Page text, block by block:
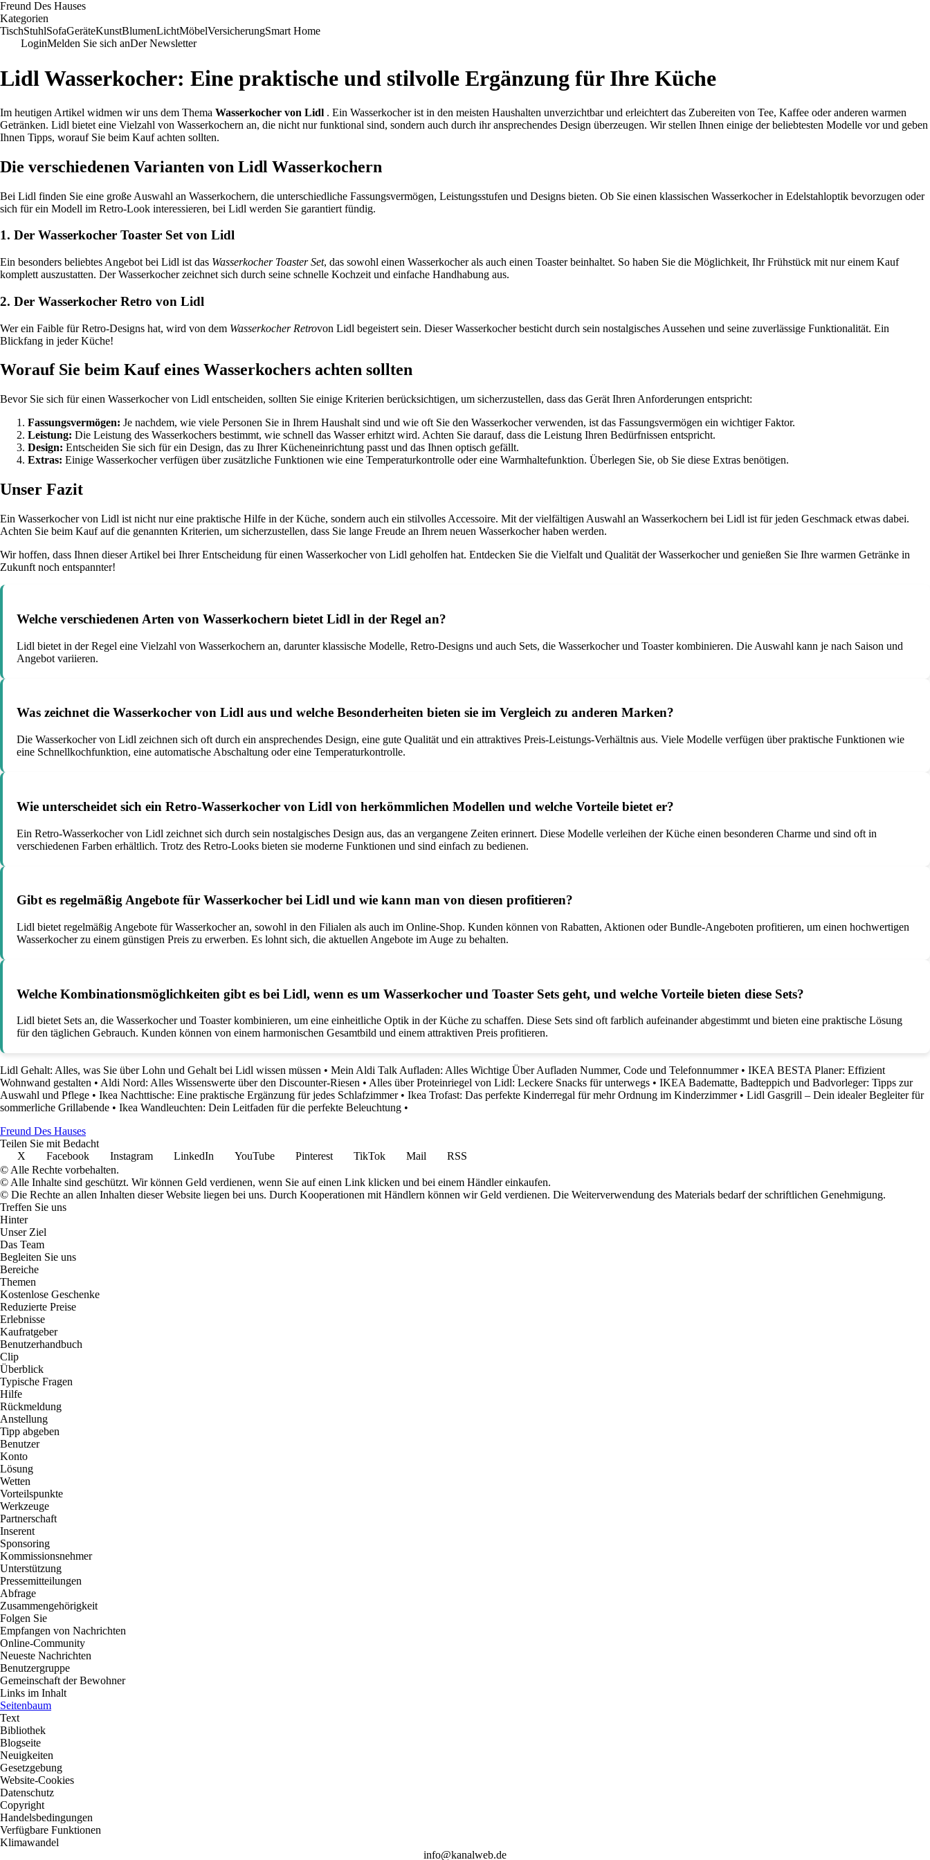
Freund Des Hauses
Kategorien
TischStuhlSofaGeräteKunstBlumenLichtMöbelVersicherungSmart Home
LoginMelden Sie sich anDer Newsletter
Lidl Wasserkocher: Eine praktische und stilvolle Ergänzung für Ihre Küche
Im heutigen Artikel widmen wir uns dem Thema Wasserkocher von Lidl . Ein Wasserkocher ist in den meisten Haushalten unverzichtbar und erleichtert das Zubereiten von Tee, Kaffee oder anderen warmen
Getränken. Lidl bietet eine Vielzahl von Wasserkochern an, die nicht nur funktional sind, sondern auch durch ihr ansprechendes Design überzeugen. Wir stellen Ihnen einige der beliebtesten Modelle vor und geben
Ihnen Tipps, worauf Sie beim Kauf achten sollten.
Die verschiedenen Varianten von Lidl Wasserkochern
Bei Lidl finden Sie eine große Auswahl an Wasserkochern, die unterschiedliche Fassungsvermögen, Leistungsstufen und Designs bieten. Ob Sie einen klassischen Wasserkocher in Edelstahloptik bevorzugen oder
sich für ein Modell im Retro-Look interessieren, bei Lidl werden Sie garantiert fündig.
1. Der Wasserkocher Toaster Set von Lidl
Ein besonders beliebtes Angebot bei Lidl ist das Wasserkocher Toaster Set, das sowohl einen Wasserkocher als auch einen Toaster beinhaltet. So haben Sie die Möglichkeit, Ihr Frühstück mit nur einem Kauf
komplett auszustatten. Der Wasserkocher zeichnet sich durch seine schnelle Kochzeit und einfache Handhabung aus.
2. Der Wasserkocher Retro von Lidl
Wer ein Faible für Retro-Designs hat, wird von dem Wasserkocher Retrovon Lidl begeistert sein. Dieser Wasserkocher besticht durch sein nostalgisches Aussehen und seine zuverlässige Funktionalität. Ein
Blickfang in jeder Küche!
Worauf Sie beim Kauf eines Wasserkochers achten sollten
Bevor Sie sich für einen Wasserkocher von Lidl entscheiden, sollten Sie einige Kriterien berücksichtigen, um sicherzustellen, dass das Gerät Ihren Anforderungen entspricht:
Fassungsvermögen: Je nachdem, wie viele Personen Sie in Ihrem Haushalt sind und wie oft Sie den Wasserkocher verwenden, ist das Fassungsvermögen ein wichtiger Faktor.
Leistung: Die Leistung des Wasserkochers bestimmt, wie schnell das Wasser erhitzt wird. Achten Sie darauf, dass die Leistung Ihren Bedürfnissen entspricht.
Design: Entscheiden Sie sich für ein Design, das zu Ihrer Kücheneinrichtung passt und das Ihnen optisch gefällt.
Extras: Einige Wasserkocher verfügen über zusätzliche Funktionen wie eine Temperaturkontrolle oder eine Warmhaltefunktion. Überlegen Sie, ob Sie diese Extras benötigen.
Unser Fazit
Ein Wasserkocher von Lidl ist nicht nur eine praktische Hilfe in der Küche, sondern auch ein stilvolles Accessoire. Mit der vielfältigen Auswahl an Wasserkochern bei Lidl ist für jeden Geschmack etwas dabei.
Achten Sie beim Kauf auf die genannten Kriterien, um sicherzustellen, dass Sie lange Freude an Ihrem neuen Wasserkocher haben werden.
Wir hoffen, dass Ihnen dieser Artikel bei Ihrer Entscheidung für einen Wasserkocher von Lidl geholfen hat. Entdecken Sie die Vielfalt und Qualität der Wasserkocher und genießen Sie Ihre warmen Getränke in
Zukunft noch entspannter!
Welche verschiedenen Arten von Wasserkochern bietet Lidl in der Regel an?
Lidl bietet in der Regel eine Vielzahl von Wasserkochern an, darunter klassische Modelle, Retro-Designs und auch Sets, die Wasserkocher und Toaster kombinieren. Die Auswahl kann je nach Saison und
Angebot variieren.
Was zeichnet die Wasserkocher von Lidl aus und welche Besonderheiten bieten sie im Vergleich zu anderen Marken?
Die Wasserkocher von Lidl zeichnen sich oft durch ein ansprechendes Design, eine gute Qualität und ein attraktives Preis-Leistungs-Verhältnis aus. Viele Modelle verfügen über praktische Funktionen wie
eine Schnellkochfunktion, eine automatische Abschaltung oder eine Temperaturkontrolle.
Wie unterscheidet sich ein Retro-Wasserkocher von Lidl von herkömmlichen Modellen und welche Vorteile bietet er?
Ein Retro-Wasserkocher von Lidl zeichnet sich durch sein nostalgisches Design aus, das an vergangene Zeiten erinnert. Diese Modelle verleihen der Küche einen besonderen Charme und sind oft in
verschiedenen Farben erhältlich. Trotz des Retro-Looks bieten sie moderne Funktionen und sind einfach zu bedienen.
Gibt es regelmäßig Angebote für Wasserkocher bei Lidl und wie kann man von diesen profitieren?
Lidl bietet regelmäßig Angebote für Wasserkocher an, sowohl in den Filialen als auch im Online-Shop. Kunden können von Rabatten, Aktionen oder Bundle-Angeboten profitieren, um einen hochwertigen
Wasserkocher zu einem günstigen Preis zu erwerben. Es lohnt sich, die aktuellen Angebote im Auge zu behalten.
Welche Kombinationsmöglichkeiten gibt es bei Lidl, wenn es um Wasserkocher und Toaster Sets geht, und welche Vorteile bieten diese Sets?
Lidl bietet Sets an, die Wasserkocher und Toaster kombinieren, um eine einheitliche Optik in der Küche zu schaffen. Diese Sets sind oft farblich aufeinander abgestimmt und bieten eine praktische Lösung
für den täglichen Gebrauch. Kunden können von einem harmonischen Gesamtbild und einem attraktiven Preis profitieren.
Lidl Gehalt: Alles, was Sie über Lohn und Gehalt bei Lidl wissen müssen • Mein Aldi Talk Aufladen: Alles Wichtige Über Aufladen Nummer, Code und Telefonnummer• IKEA BESTA Planer: Effizient
Wohnwand gestalten • Aldi Nord: Alles Wissenswerte über den Discounter-Riesen • Alles über Proteinriegel von Lidl: Leckere Snacks für unterwegs • IKEA Badematte, Badteppich und Badvorleger: Tipps zur
Auswahl und Pflege • Ikea Nachttische: Eine praktische Ergänzung für jedes Schlafzimmer• Ikea Trofast: Das perfekte Kinderregal für mehr Ordnung im Kinderzimmer• Lidl Gasgrill – Dein idealer Begleiter für
sommerliche Grillabende • Ikea Wandleuchten: Dein Leitfaden für die perfekte Beleuchtung •
Freund Des Hauses
Teilen Sie mit Bedacht
X
Facebook Instagram LinkedIn YouTube Pinterest TikTok Mail
RSS
© Alle Rechte vorbehalten.
© Alle Inhalte sind geschützt. Wir können Geld verdienen, wenn Sie auf einen Link klicken und bei einem Händler einkaufen.
© Die Rechte an allen Inhalten dieser Website liegen bei uns. Durch Kooperationen mit Händlern können wir Geld verdienen. Die Weiterverwendung des Materials bedarf der schriftlichen Genehmigung.
Treffen Sie uns
Hinter
Unser Ziel
Das Team
Begleiten Sie uns
Bereiche
Themen
Kostenlose Geschenke
Reduzierte Preise
Erlebnisse
Kaufratgeber
Benutzerhandbuch
Clip
Überblick
Typische Fragen
Hilfe
Rückmeldung
Anstellung
Tipp abgeben
Benutzer
Konto
Lösung
Wetten
Vorteilspunkte
Werkzeuge
Partnerschaft
Inserent
Sponsoring
Kommissionsnehmer
Unterstützung
Pressemitteilungen
Abfrage
Zusammengehörigkeit
Folgen Sie
Empfangen von Nachrichten
Online-Community
Neueste Nachrichten
Benutzergruppe
Gemeinschaft der Bewohner
Links im Inhalt
Seitenbaum
Text
Bibliothek
Blogseite
Neuigkeiten
Gesetzgebung
Website-Cookies
Datenschutz
Copyright
Handelsbedingungen
Verfügbare Funktionen
Klimawandel
info@kanalweb.de